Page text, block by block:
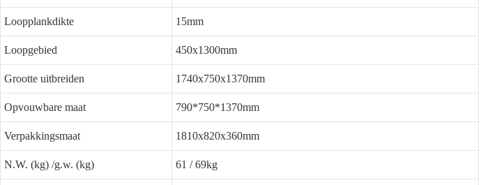
Loopplankdikte 15mm
Loopgebied 450x1300mm
Grootte uitbreiden 1740x750x1370mm
Opvouwbare maat 790*750*1370mm
Verpakkingsmaat 1810x820x360mm
N.W. (kg) /g.w. (kg) 61 / 69kg